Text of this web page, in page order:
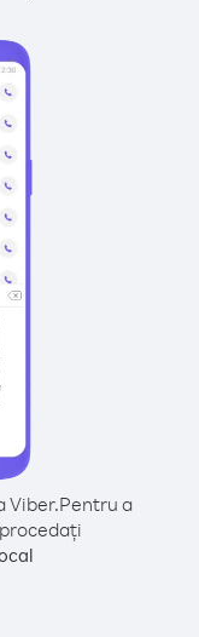
Viber.Pentru a